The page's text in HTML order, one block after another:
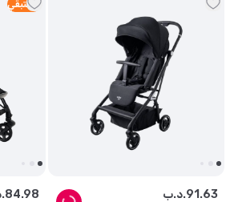
د.ب.91 .63
3 متبقي
د.ب.84.98